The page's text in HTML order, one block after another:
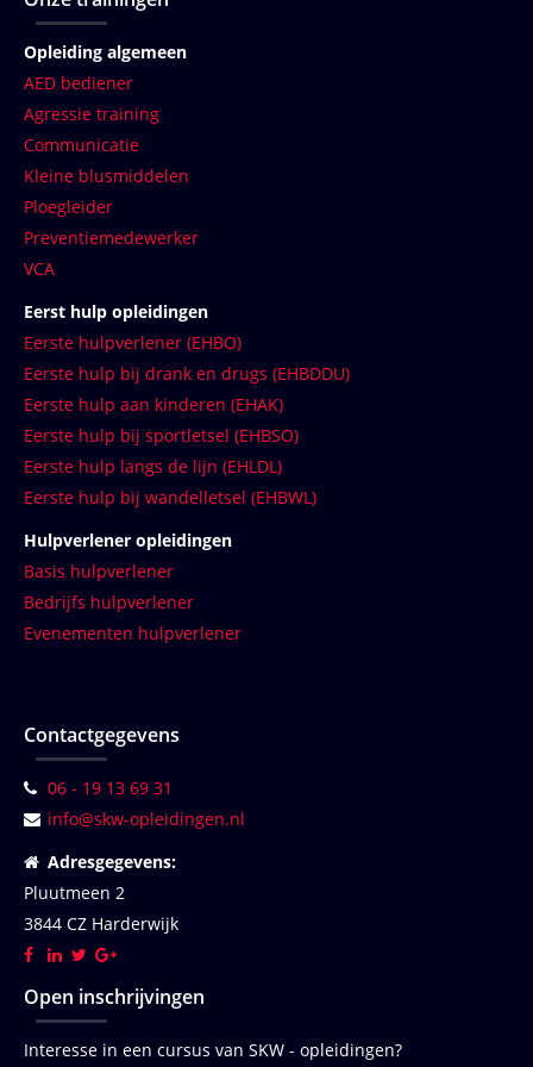
Opleiding algemeen
AED bediener
Agressie training
Communicatie
Kleine blusmiddelen
Ploegleider
Preventiemedewerker
VCA
Eerst hulp opleidingen
Eerste hulpverlener (EHBO)
Eerste hulp bij drank en drugs (EHBDDU)
Eerste hulp aan kinderen (EHAK)
Eerste hulp bij sportletsel (EHBSO)
Eerste hulp langs de lijn (EHLDL)
Eerste hulp bij wandelletsel (EHBWL)
Hulpverlener opleidingen
Basis hulpverlener
Bedrijfs hulpverlener
Evenementen hulpverlener
Contactgegevens
06 - 19 13 69 31
info@skw-opleidingen.nl
Adresgegevens:
Pluutmeen 2
3844 CZ Harderwijk
Open inschrijvingen
Interesse in een cursus van SKW - opleidingen?